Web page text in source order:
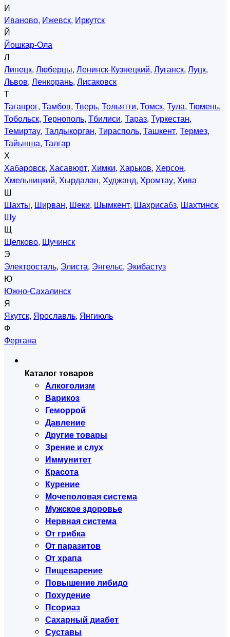
И
Иваново, Ижевск, Иркутск
Й
Йошкар-Ола
Л
Липецк, Люберцы, Ленинск-Кузнецкий, Луганск, Луцк,
Львов, Ленкорань, Лисаковск
Т
Таганрог, Тамбов, Тверь, Тольятти, Томск, Тула, Тюмень,
Тобольск, Тернополь, Тбилиси, Тараз, Туркестан,
Темиртау, Талдыкорган, Тирасполь, Ташкент, Термез,
Тайынша, Талгар
Х
Хабаровск, Хасавюрт, Химки, Харьков, Херсон,
Хмельницкий, Хырдалан, Худжанд, Хромтау, Хива
Ш
Шахты, Ширван, Шеки, Шымкент, Шахрисабз, Шахтинск,
Шу
Щ
Щелково, Щучинск
Э
Электросталь, Элиста, Энгельс, Экибастуз
Ю
Южно-Сахалинск
Я
Якутск, Ярославль, Янгиюль
Ф
Фергана
Каталог товаров
Алкоголизм
Варикоз
Геморрой
Давление
Другие товары
Зрение и слух
Иммунитет
Красота
Курение
Мочеполовая система
Мужское здоровье
Нервная система
От грибка
От паразитов
От храпа
Пищеварение
Повышение либидо
Похудение
Псориаз
Сахарный диабет
Суставы